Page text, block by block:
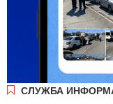
СЛУЖБА